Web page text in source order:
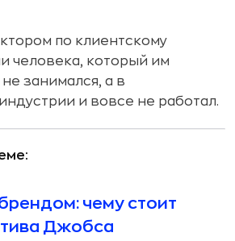
по клиентскому
человека, который им
занимался, а в
и вовсе не работал.
чему стоит
Джобса